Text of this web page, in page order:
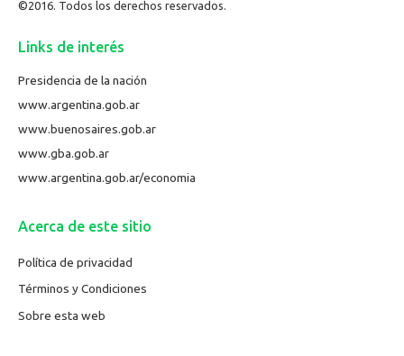
©2016. Todos los derechos reservados.
Links de interés
Presidencia de la nación
www.argentina.gob.ar
www.buenosaires.gob.ar
www.gba.gob.ar
www.argentina.gob.ar/economia
Acerca de este sitio
Política de privacidad
Términos y Condiciones
Sobre esta web